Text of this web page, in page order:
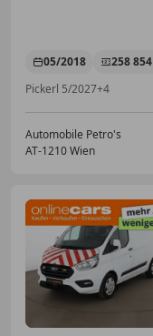
05/2018 258
Pickerl 5/2027+4
Automobile Petro's
AT-1210 Wien